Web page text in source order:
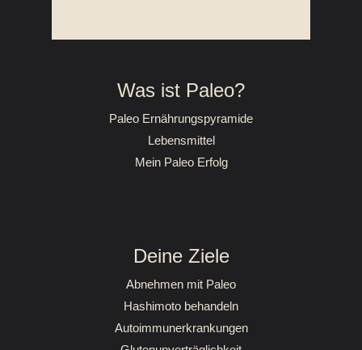
Was ist Paleo?
Paleo Ernährungspyramide
Lebensmittel
Mein Paleo Erfolg
Deine Ziele
Abnehmen mit Paleo
Hashimoto behandeln
Autoimmunerkrankungen